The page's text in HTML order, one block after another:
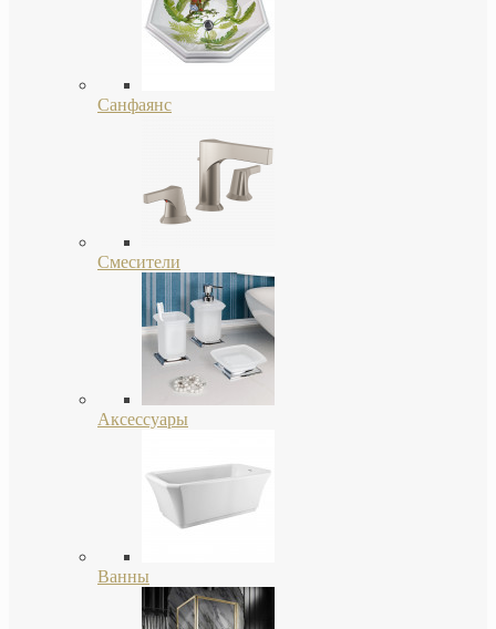
Санфаянс
Смесители
Аксессуары
Ванны